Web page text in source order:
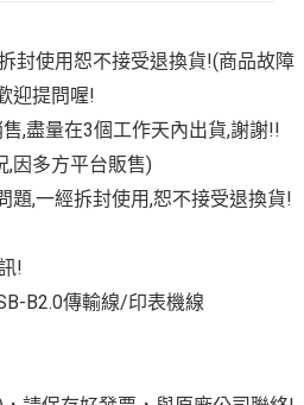
封使用恕不接受退換貨!(商品故障
迎提問喔!
,盡量在3個工作天內出貨,謝謝!!
,因多方平台販售)
題,一經拆封使用,恕不接受退換貨!
!
B2.0傳輸線/印表機線